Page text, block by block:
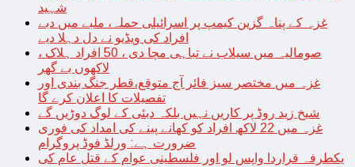
شہید
غزہ کے پناہ گزین کیمپ پر اسرائیلی حملہ، ملبے میں دبے
افراد کی ویڈیو نے دل دہلا دیے
صومالیہ میں سیلاب نے تباہی مچا دی ، 50 افراد ہلاک ،
لاکھوں بے گھر
غزہ میں مختصر سیز فائر آج متوقع،قطر جنگ بندی اور
تفصیلات کا اعلان کرے گا
شیخ زید روڈ پر کاریں نہیں بلکہ دبئی کے لوگ دوڑیں گے
غزہ میں 22 لاکھ افراد کو کھانے پینے کی امداد کی فوری
ضرورت ہے: ورلڈ فوڈ پروگرام
یکطرفہ قراردا واپس لو اور فلسطینی عوام کے قتل عام کی